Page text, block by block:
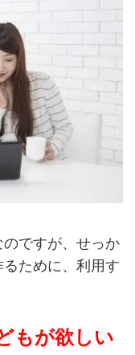
ですが、せっか
ために、利用す
もが欲しい